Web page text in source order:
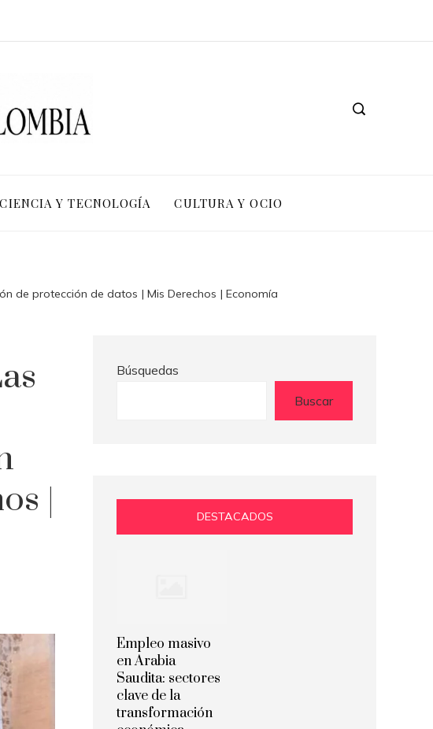
CIENCIA Y TECNOLOGÍA CULTURA Y OCIO
de protección de datos | Mis Derechos | Economía
|
Búsquedas
Buscar
DESTACADOS
Empleo masivo
en Arabia
Saudita: sectores
clave de la
transformación